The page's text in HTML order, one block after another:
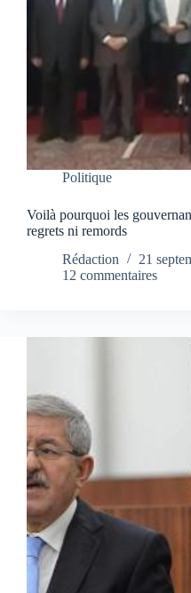
Politique
Voilà pourquoi les
regrets ni remords
Rédaction
21
12 commentaires